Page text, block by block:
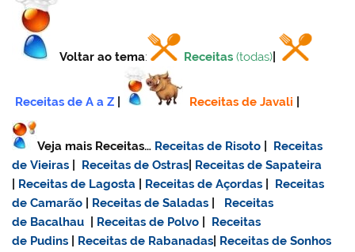
Voltar ao tema: Receitas (todas)
Receitas de A a Z Receitas de Javali
Veja mais Receitas… Receitas de Risoto
Receitas
de Vieiras
Receitas de Ostras Receitas de Sapateira
Receitas de Lagosta Receitas de Açordas
Receitas
de Camarão
Receitas de Saladas
Receitas
de Bacalhau
Receitas de Polvo
Receitas
de Pudins
Receitas de Rabanadas Receitas de Sonhos